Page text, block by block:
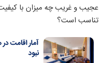
عجیب و غریب چه میزان با
تناسب است؟
آمار اقامت
نبود